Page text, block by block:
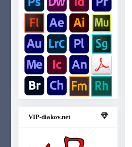
VIP-diakov.net